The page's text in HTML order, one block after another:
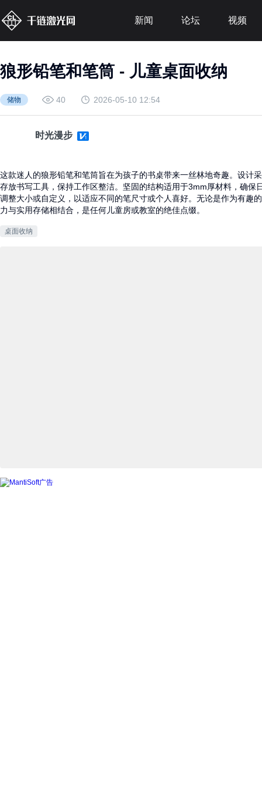
新闻 论坛 视频
狼形铅笔和笔筒 - 儿童桌面收纳
储物 40 2026-05-10 12:54
时光漫步
这款迷人的狼形铅笔和笔筒旨在为孩子的书桌带来一丝林地奇趣。设计
存放书写工具，保持工作区整洁。坚固的结构适用于3mm厚材料，确
调整大小或自定义，以适应不同的笔尺寸或个人喜好。无论是作为有趣
力与实用存储相结合，是任何儿童房或教室的绝佳点缀。
桌面收纳